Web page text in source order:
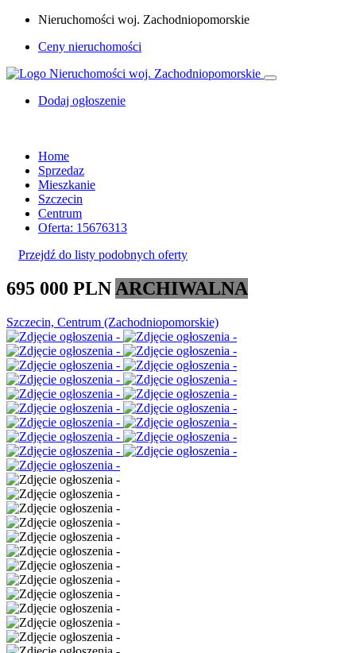
Nieruchomości woj. Zachodniopomorskie
Ceny nieruchomości
Dodaj ogłoszenie
Home
Sprzedaz
Mieszkanie
Szczecin
Centrum
Oferta: 15676313
Przejdź do listy podobnych oferty
695 000 PLN ARCHIWALNA
Szczecin, Centrum (Zachodniopomorskie)